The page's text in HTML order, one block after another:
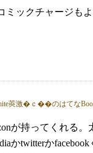
ミックチャージも
が持ってくれる。
かtwitterか